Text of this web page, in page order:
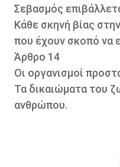
Σεβασμός
Κάθε σκηνή βίας
που έχουν σκοπό να
Άρθρο 14
Οι οργανισμοί
Τα δικαιώματα του
ανθρώπου.